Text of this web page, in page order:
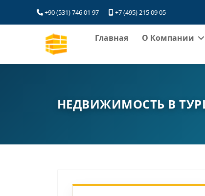
+90 (531) 746 01 97 +7 (495) 215 09 05
Главная О Компании
НЕДВИЖИМОСТЬ В